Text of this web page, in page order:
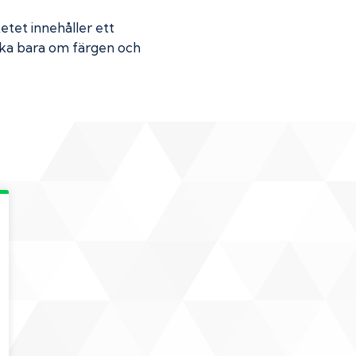
innehåller ett
bara om färgen och